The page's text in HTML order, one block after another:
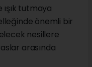
ışık tutmaya
önemli bir
nesillere
arasında